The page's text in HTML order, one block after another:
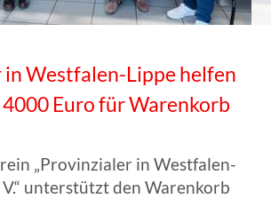
Westfalen-Lippe helfen
4000 Euro für Warenkorb
„Provinzialer in Westfalen-
unterstützt den Warenkorb